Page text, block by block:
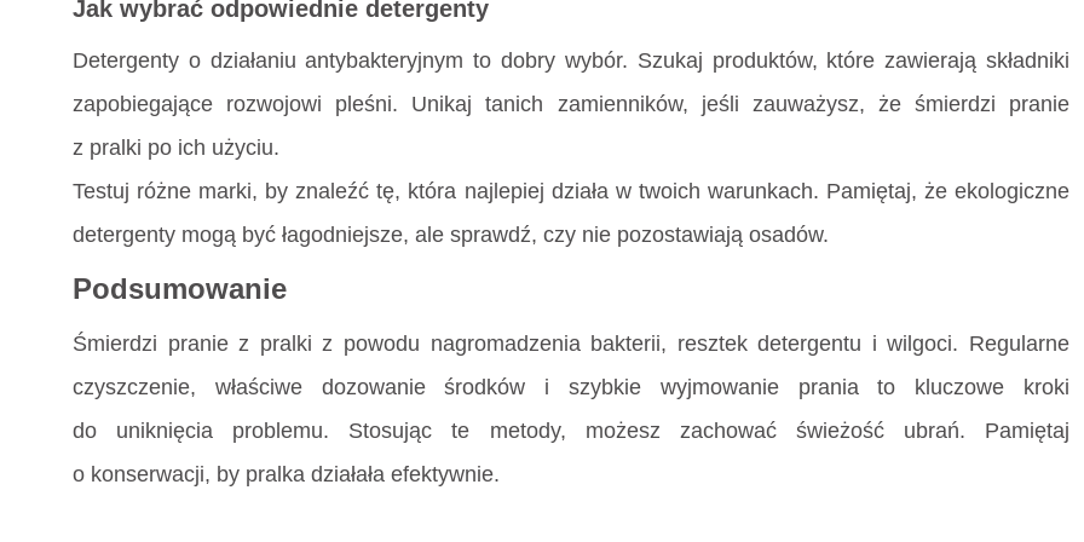
Jak wybrać odpowiednie detergenty
Detergenty o działaniu antybakteryjnym to dobry wybór. Szukaj produktów, które zawierają składniki
zapobiegające rozwojowi pleśni. Unikaj tanich zamienników, jeśli zauważysz, że śmierdzi pranie
z pralki po ich użyciu.
Testuj różne marki, by znaleźć tę, która najlepiej działa w twoich warunkach. Pamiętaj, że ekologiczne
detergenty mogą być łagodniejsze, ale sprawdź, czy nie pozostawiają osadów.
Podsumowanie
Śmierdzi pranie z pralki z powodu nagromadzenia bakterii, resztek detergentu i wilgoci. Regularne
czyszczenie, właściwe dozowanie środków i szybkie wyjmowanie prania to kluczowe kroki
do uniknięcia problemu. Stosując te metody, możesz zachować świeżość ubrań. Pamiętaj
o konserwacji, by pralka działała efektywnie.